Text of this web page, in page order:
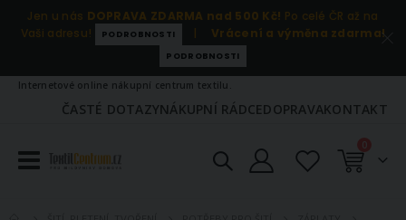
Jen u nás DOPRAVA ZDARMA nad 500 Kč! Po celé ČR až na
Vaši adresu!
PODROBNOSTI | Vrácení a výměna zdarma!
PODROBNOSTI
Internetové online nákupní centrum textilu.
ČASTÉ DOTAZYNÁKUPNÍ RÁDCEDOPRAVAKONTAKT
Košík
0položky